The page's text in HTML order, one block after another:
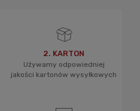
2. KARTON
Używamy odpowiedniej
jakości kartonów wysyłkowych